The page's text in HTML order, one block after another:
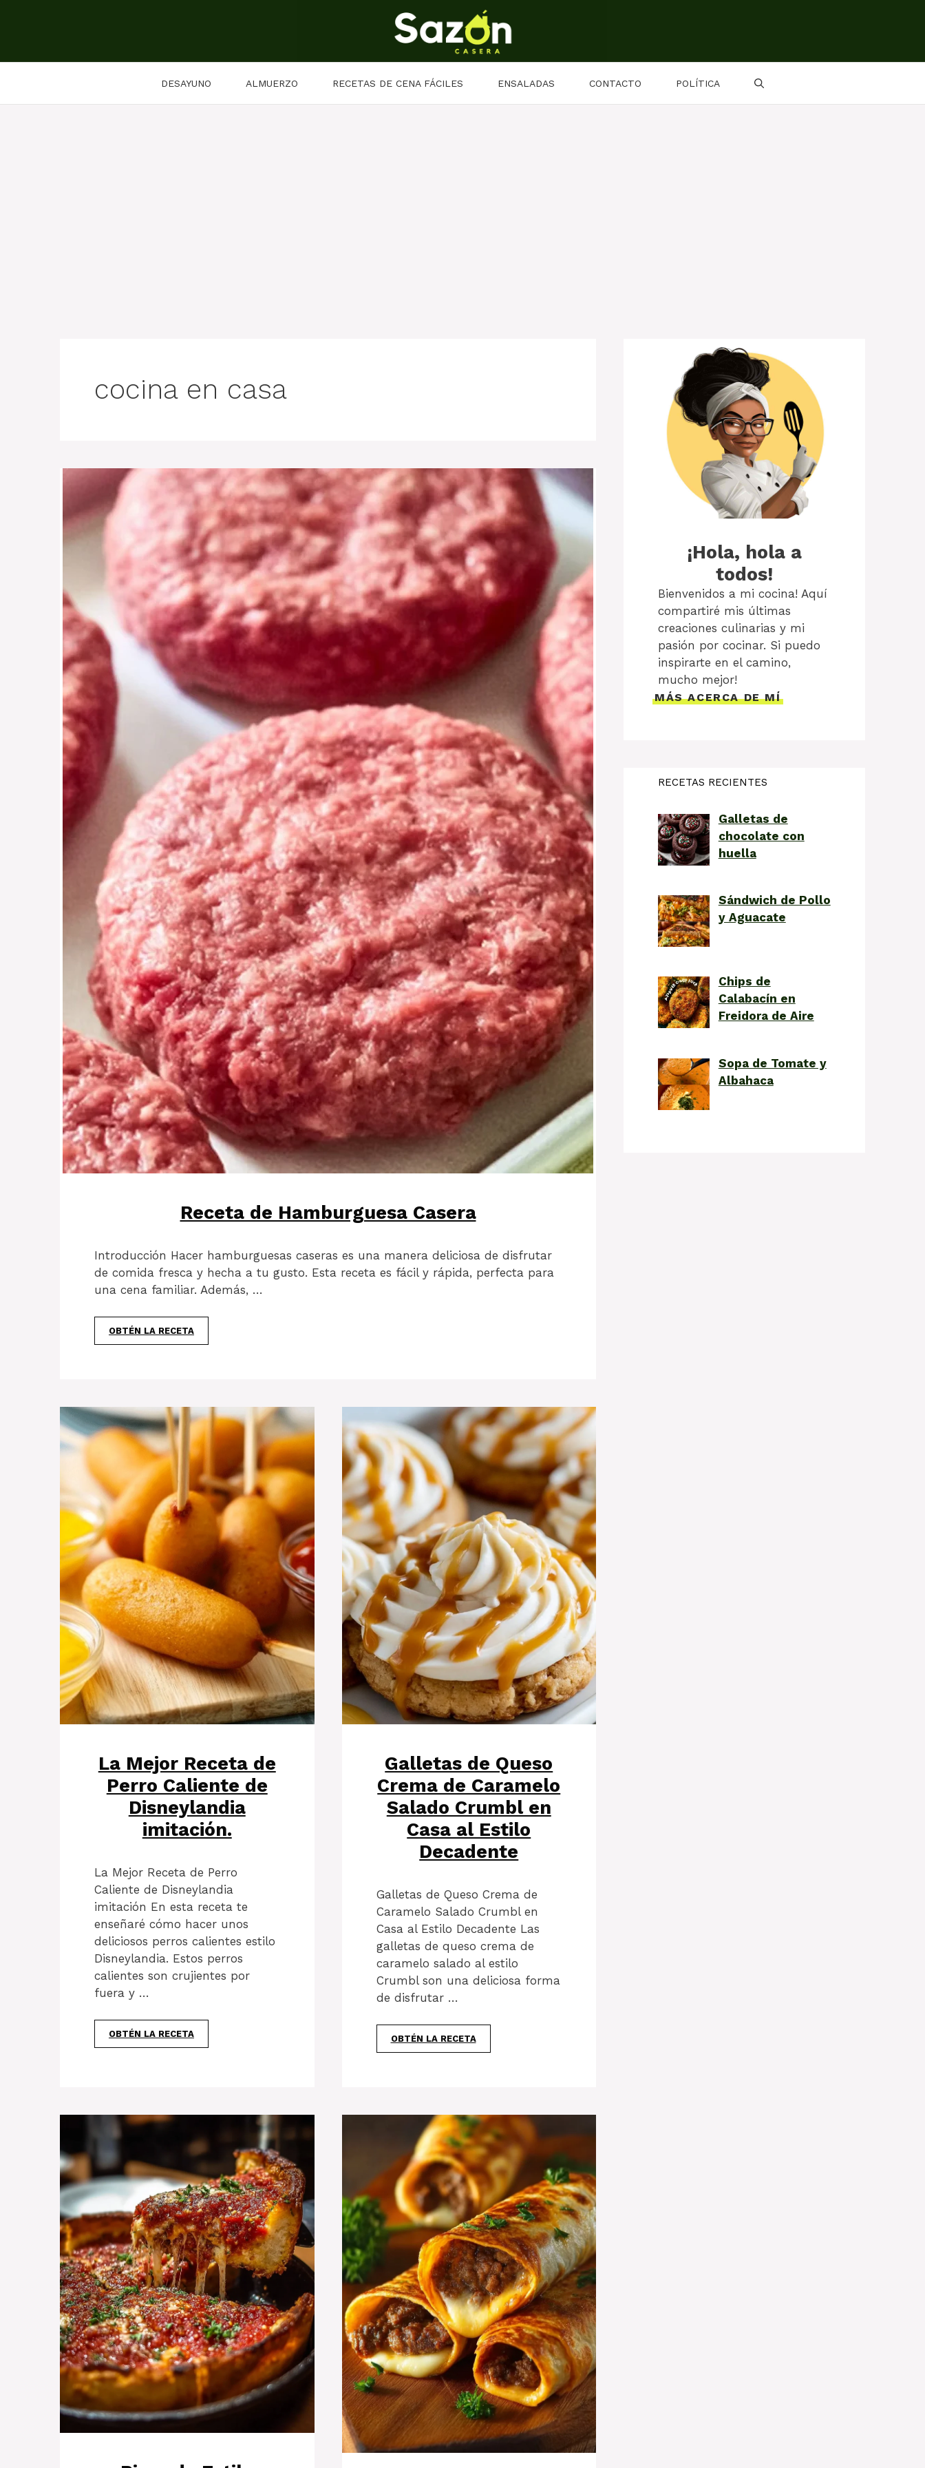
DESAYUNO ALMUERZO RECETAS DE CENA FÁCILES ENSALADAS CONTACTO POLÍTICA
cocina en casa
Receta de Hamburguesa Casera
Introducción Hacer hamburguesas caseras es una manera deliciosa de disfrutar
de comida fresca y hecha a tu gusto. Esta receta es fácil y rápida, perfecta para
una cena familiar. Además, …
OBTÉN LA RECETA
La Mejor Receta de
Perro Caliente de
Disneylandia
imitación.
La Mejor Receta de Perro
Caliente de Disneylandia
imitación En esta receta te
enseñaré cómo hacer unos
deliciosos perros calientes estilo
Disneylandia. Estos perros
calientes son crujientes por
fuera y …
OBTÉN LA RECETA
Galletas de Queso
Crema de Caramelo
Salado Crumbl en
Casa al Estilo
Decadente
Galletas de Queso Crema de
Caramelo Salado Crumbl en
Casa al Estilo Decadente Las
galletas de queso crema de
caramelo salado al estilo
Crumbl son una deliciosa forma
de disfrutar …
OBTÉN LA RECETA
¡Hola, hola a
todos!
Bienvenidos a mi cocina! Aquí
compartiré mis últimas
creaciones culinarias y mi
pasión por cocinar. Si puedo
inspirarte en el camino,
mucho mejor!
MÁS ACERCA DE MÍ
RECETAS RECIENTES
Galletas de
chocolate con
huella
Sándwich de Pollo
y Aguacate
Chips de
Calabacín en
Freidora de Aire
Sopa de Tomate y
Albahaca